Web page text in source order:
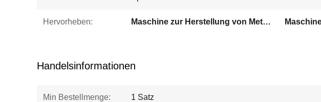
Hervorheben: Maschine zur Herstellung von Metallrohren
Handelsinformationen
Min Bestellmenge: 1 Satz